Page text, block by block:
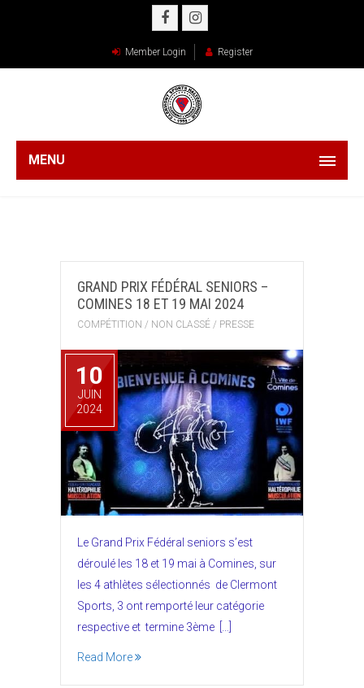
Member Login Register
MENU
GRAND PRIX FÉDÉRAL SENIORS –
COMINES 18 ET 19 MAI 2024
COMPÉTITION / NON CLASSÉ / PRESSE
10
JUIN
2024
Le Grand Prix Fédéral seniors s’est
déroulé les 18 et 19 mai à Comines, sur
les 4 athlètes sélectionnés de Clermont
Sports, 3 ont remporté leur catégorie
respective et termine 3ème […]
Read More